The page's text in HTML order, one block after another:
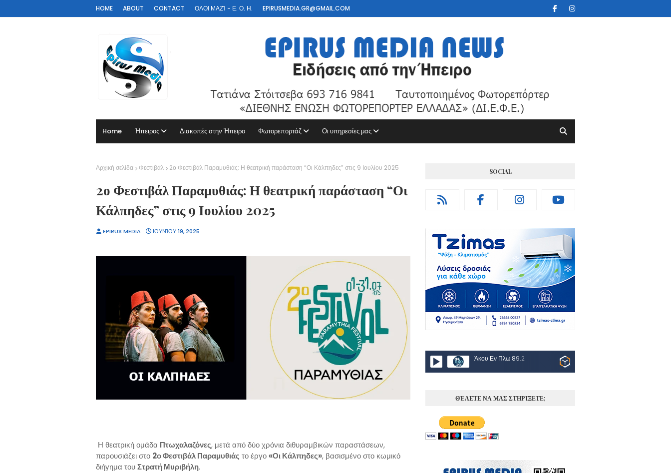
HOME ABOUT CONTACT ΟΛΟΙ ΜΑΖΊ - Ε. Ο. Η. EPIRUSMEDIA.GR@GMAIL.COM
Home Ήπειρος Διακοπές στην Ήπειρο Φωτορεπορτάζ Οι υπηρεσίες μας
Αρχική σελίδα Φεστιβάλ 2ο Φεστιβάλ Παραμυθιάς: Η θεατρική παράσταση “Οι Κάλπηδες” στις 9 Ιουλίου 2025
2ο Φεστιβάλ Παραμυθιάς: Η θεατρική παράσταση “Οι
Κάλπηδες” στις 9 Ιουλίου 2025
EPIRUS MEDIA ΙΟΥΝΊΟΥ 19, 2025
Η θεατρική ομάδα Πτωχαλαζόνες, μετά από δύο χρόνια διθυραμβικών παραστάσεων,
παρουσιάζει στο 2ο Φεστιβάλ Παραμυθιάς το έργο «Οι Κάλπηδες», βασισμένο στο κωμικό
διήγημα τουΣτρατή Μυριβήλη.
SOCIAL
Άκου Εν Πλω 89.2
ΘΈΛΕΤΕ ΝΑ ΜΑΣ ΣΤΗΡΊΞΕΤΕ;